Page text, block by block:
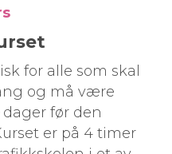
for alle som skal
og må være
før den
er på 4 timer